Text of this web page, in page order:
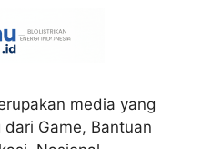
media yang
Game, Bantuan